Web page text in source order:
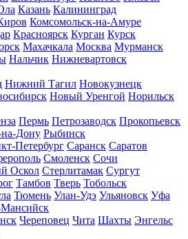
Казань Калининград
Комсомольск-на-Амуре
Красноярск Курган Курск
Махачкала Москва Мурманск
Нальчик Нижневартовск
Нижний Тагил Новокузнецк
Новый Уренгой Норильск
Пермь Петрозаводск Прокопьевск
на-Дону Рыбинск
Петербург Саранск Саратов
Смоленск Сочи
Оскол Стерлитамак Сургут
Тамбов Тверь Тобольск
Тюмень Улан-Удэ Ульяновск Уфа
Череповец Чита Шахты Энгельс